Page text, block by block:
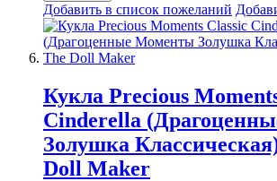
Добавить в список пожеланий
Кукла Precious
Cinderella
Золушка
Doll Maker